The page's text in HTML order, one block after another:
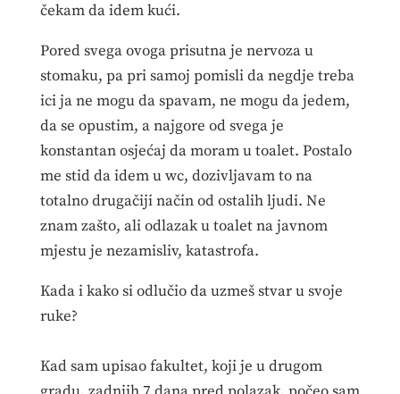
čekam da idem kući.
Pored svega ovoga prisutna je nervoza u
stomaku, pa pri samoj pomisli da negdje treba
ici ja ne mogu da spavam, ne mogu da jedem,
da se opustim, a najgore od svega je
konstantan osjećaj da moram u toalet. Postalo
me stid da idem u wc, dozivljavam to na
totalno drugačiji način od ostalih ljudi. Ne
znam zašto, ali odlazak u toalet na javnom
mjestu je nezamisliv, katastrofa.
Kada i kako si odlučio da uzmeš stvar u svoje
ruke?
Kad sam upisao fakultet, koji je u drugom